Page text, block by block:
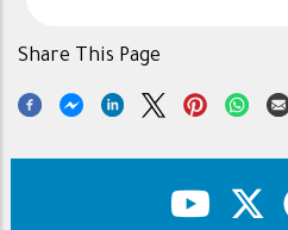
Share This Page